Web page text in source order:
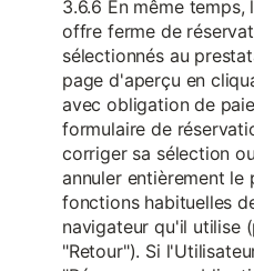
3.6.6 En même
offre ferme de
sélectionnés au
page d'aperçu en
avec obligation de
formulaire de
corriger sa sélection
annuler entièrement le
fonctions habituelles
navigateur qu'il utilise
"Retour"). Si